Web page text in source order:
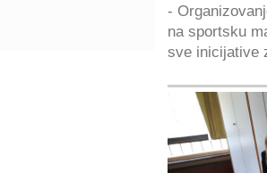
-
na sportsku
sve inicijative